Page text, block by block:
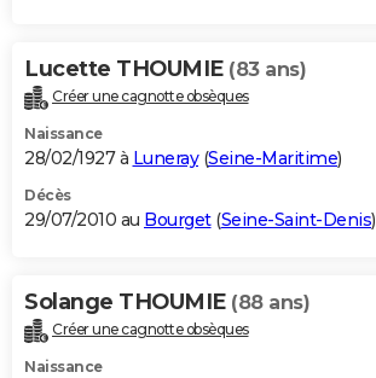
Lucette THOUMIE (83 ans)
Créer une cagnotte obsèques
Naissance
28/02/1927 à Luneray(Seine-Maritime)
Décès
29/07/2010 au Bourget(Seine-Saint-Denis)
Solange THOUMIE (88 ans)
Créer une cagnotte obsèques
Naissance